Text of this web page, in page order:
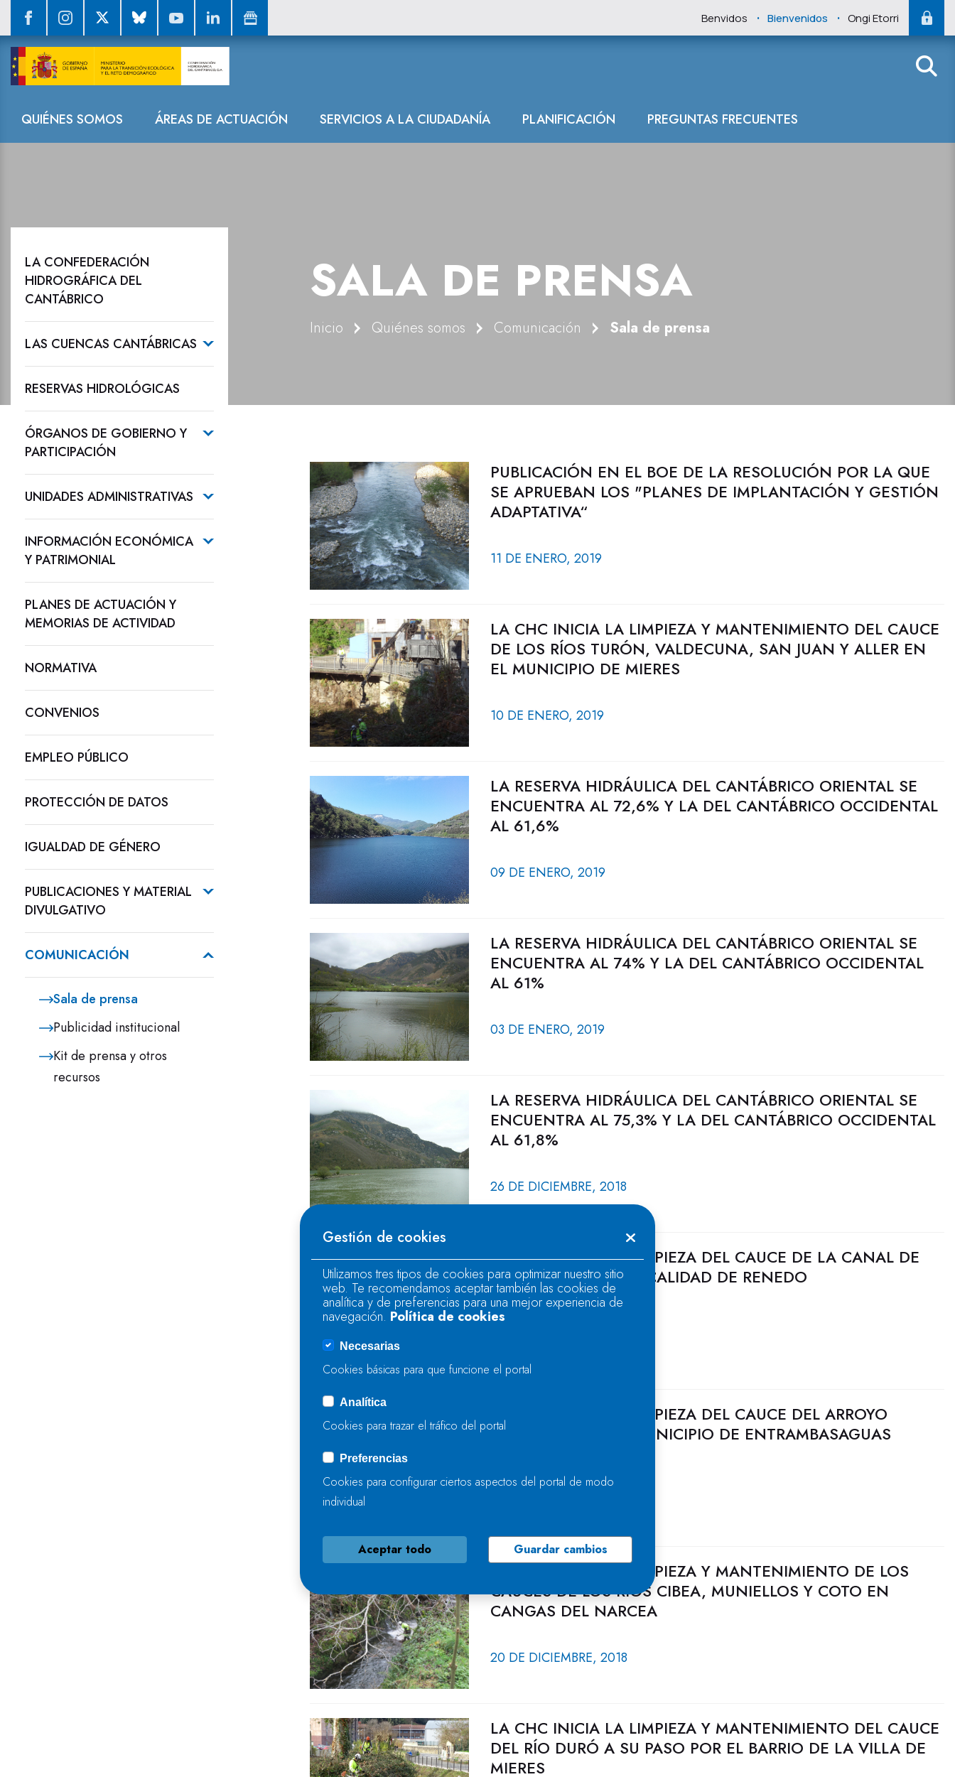
Benvidos . Bienvenidos . Ongi Etorri
Navegación
QUIÉNES SOMOS ÁREAS DE ACTUACIÓN SERVICIOS A LA CIUDADANÍA PLANIFICACIÓN PREGUNTAS FRECUENTES
Sala de prensa
SALA DE PRENSA
Inicio Quiénes somos Comunicación Sala de prensa
LA CONFEDERACIÓN
HIDROGRÁFICA DEL
CANTÁBRICO
LAS CUENCAS CANTÁBRICAS
RESERVAS HIDROLÓGICAS
ÓRGANOS DE GOBIERNO Y
PARTICIPACIÓN
UNIDADES ADMINISTRATIVAS
INFORMACIÓN ECONÓMICA
Y PATRIMONIAL
PLANES DE ACTUACIÓN Y
MEMORIAS DE ACTIVIDAD
NORMATIVA
CONVENIOS
EMPLEO PÚBLICO
PROTECCIÓN DE DATOS
IGUALDAD DE GÉNERO
PUBLICACIONES Y MATERIAL
DIVULGATIVO
COMUNICACIÓN
Sala de prensa
Publicidad institucional
Kit de prensa y otros
recursos
PUBLICACIÓN EN EL BOE DE LA RESOLUCIÓN POR LA QUE
SE APRUEBAN LOS "PLANES DE IMPLANTACIÓN Y GESTIÓN
ADAPTATIVA“
11 DE ENERO, 2019
LA CHC INICIA LA LIMPIEZA Y MANTENIMIENTO DEL CAUCE
DE LOS RÍOS TURÓN, VALDECUNA, SAN JUAN Y ALLER EN
EL MUNICIPIO DE MIERES
10 DE ENERO, 2019
LA RESERVA HIDRÁULICA DEL CANTÁBRICO ORIENTAL SE
ENCUENTRA AL 72,6% Y LA DEL CANTÁBRICO OCCIDENTAL
AL 61,6%
09 DE ENERO, 2019
LA RESERVA HIDRÁULICA DEL CANTÁBRICO ORIENTAL SE
ENCUENTRA AL 74% Y LA DEL CANTÁBRICO OCCIDENTAL
AL 61%
03 DE ENERO, 2019
LA RESERVA HIDRÁULICA DEL CANTÁBRICO ORIENTAL SE
ENCUENTRA AL 75,3% Y LA DEL CANTÁBRICO OCCIDENTAL
AL 61,8%
26 DE DICIEMBRE, 2018
LA CHC INICIA LA LIMPIEZA DEL CAUCE DE LA CANAL DE
CABORZAL EN LA LOCALIDAD DE RENEDO
21 DE DICIEMBRE, 2018
LA CHC INICIA LA LIMPIEZA DEL CAUCE DEL ARROYO
BOCARRÓN EN EL MUNICIPIO DE ENTRAMBASAGUAS
21 DE DICIEMBRE, 2018
LA CHC INICIA LA LIMPIEZA Y MANTENIMIENTO DE LOS
CAUCES DE LOS RÍOS CIBEA, MUNIELLOS Y COTO EN
CANGAS DEL NARCEA
20 DE DICIEMBRE, 2018
LA CHC INICIA LA LIMPIEZA Y MANTENIMIENTO DEL CAUCE
DEL RÍO DURÓ A SU PASO POR EL BARRIO DE LA VILLA DE
MIERES
Gestión de cookies
Utilizamos tres tipos de cookies para optimizar nuestro sitio
web. Te recomendamos aceptar también las cookies de
analítica y de preferencias para una mejor experiencia de
navegación. Política de cookies
Necesarias
Cookies básicas para que funcione el portal
Analítica
Cookies para trazar el tráfico del portal
Preferencias
Cookies para configurar ciertos aspectos del portal de modo
individual
Aceptar todo Guardar cambios